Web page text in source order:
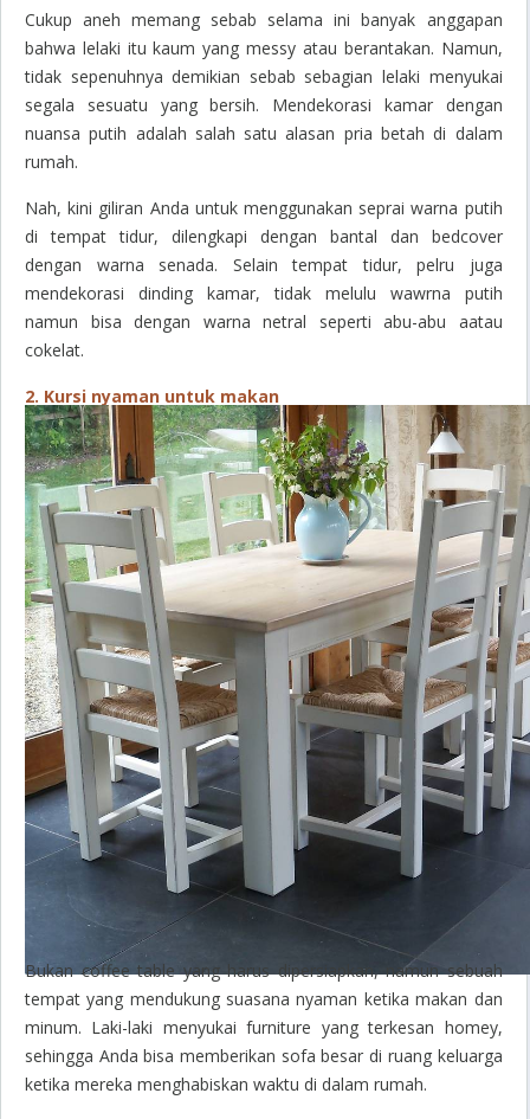
Cukup aneh memang sebab selama ini banyak anggapan
bahwa lelaki itu kaum yangmessy atau berantakan. Namun,
tidak sepenuhnya demikian sebab sebagian lelaki menyukai
segala sesuatu yang bersih. Mendekorasi kamar dengan
nuansa putih adalah salah satu alasan pria betah di dalam
rumah.
Nah, kini giliran Anda untuk menggunakan seprai warna putih
di tempat tidur, dilengkapi dengan bantal dan bedcover
dengan warna senada. Selain tempat tidur, pelru juga
mendekorasi dinding kamar, tidak melulu wawrna putih
namun bisa dengan warna netral seperti abu-abu aatau
cokelat.
2. Kursi nyaman untuk makan
Bukancoffee tableyang harus dipersiapkan, namun sebuah
tempat yang mendukung suasana nyaman ketika makan dan
minum. Laki-laki menyukai furniture yang terkesan homey,
sehingga Anda bisa memberikan sofa besar di ruang keluarga
ketika mereka menghabiskan waktu di dalam rumah.